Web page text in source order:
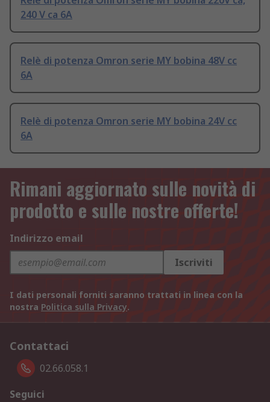
240 V ca 6A
Relè di potenza Omron serie MY bobina 48V cc
6A
Relè di potenza Omron serie MY bobina 24V cc
6A
Rimani aggiornato sulle novità di
prodotto e sulle nostre offerte!
Indirizzo email
Iscriviti
I dati personali forniti saranno trattati in linea con la
nostra Politica sulla Privacy.
Contattaci
02.66.058.1
Seguici